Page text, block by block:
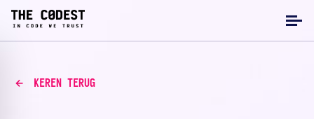
KEREN TERUG